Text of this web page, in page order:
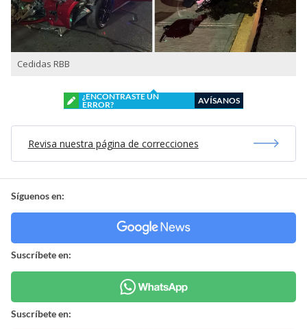
Cedidas RBB
¿ENCONTRASTE UN
ERROR?
AVÍSANOS
Revisa nuestra página de correcciones
Síguenos en:
Suscríbete en:
Suscríbete en: